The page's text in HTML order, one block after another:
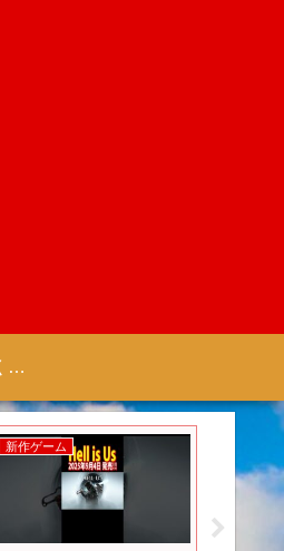
特定商取引法に基づく表記（商取引に関する開示）
新作ゲーム